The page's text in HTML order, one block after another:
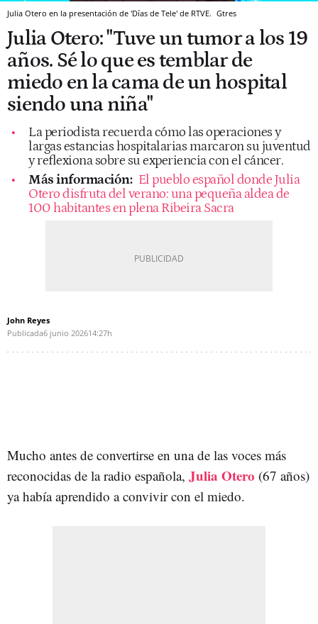
Julia Otero en la presentación de 'Días de Tele' de RTVE. Gtres
Julia Otero: "Tuve un tumor a los 19
años. Sé lo que es temblar de
miedo en la cama de un hospital
siendo una niña"
La periodista recuerda cómo las operaciones y
largas estancias hospitalarias marcaron su juventud
y reflexiona sobre su experiencia con el cáncer.
Más información: El pueblo español donde Julia
Otero disfruta del verano: una pequeña aldea de
100 habitantes en plena Ribeira Sacra
John Reyes
Publicada6 junio 202614:27h
Mucho antes de convertirse en una de las voces más
reconocidas de la radio española, Julia Otero (67 años)
ya había aprendido a convivir con el miedo.